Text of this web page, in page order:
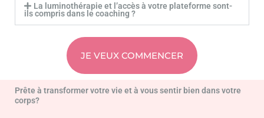
La luminothérapie et l’accès à votre plateforme sont-
ils compris dans le coaching ?
JE VEUX COMMENCER
Prête à transformer votre vie et à vous sentir bien dans votre
corps?